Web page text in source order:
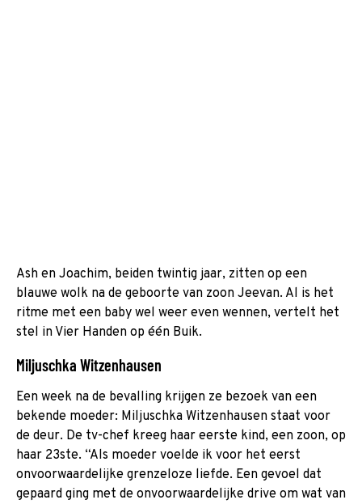
Ash en Joachim, beiden twintig jaar, zitten op een
blauwe wolk na de geboorte van zoon Jeevan. Al is het
ritme met een baby wel weer even wennen, vertelt het
stel in Vier Handen op één Buik.
Miljuschka Witzenhausen
Een week na de bevalling krijgen ze bezoek van een
bekende moeder: Miljuschka Witzenhausen staat voor
de deur. De tv-chef kreeg haar eerste kind, een zoon, op
haar 23ste. “Als moeder voelde ik voor het eerst
onvoorwaardelijke grenzeloze liefde. Een gevoel dat
gepaard ging met de onvoorwaardelijke drive om wat van